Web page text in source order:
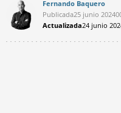
Fernando Baquero
Publicada25 junio 2024
Actualizada24 junio